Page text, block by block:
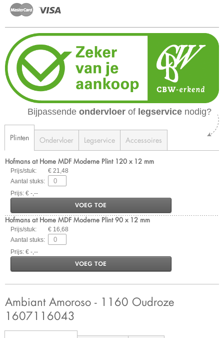
Bijpassende ondervloer of legservice nodig?
Plinten Ondervloer Legservice Accessoires
Hofmans at Home MDF Moderne Plint 120 x 12 mm
Prijs/stuk:
€ 21,48
Aantal stuks:
Prijs: € -,--
VOEG TOE
Hofmans at Home MDF Moderne Plint 90 x 12 mm
Prijs/stuk:
€ 16,68
Aantal stuks:
Prijs: € -,--
VOEG TOE
Ambiant Amoroso - 1160 Oudroze
1607116043